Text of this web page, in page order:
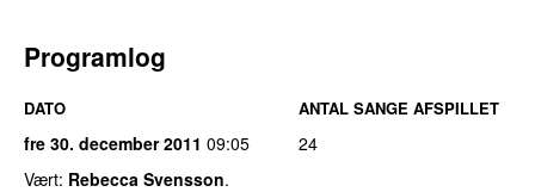
Programlog
DATO ANTAL SANGE AFSPILLET
fre 30. december 2011 09:05
24
Vært: Rebecca Svensson.